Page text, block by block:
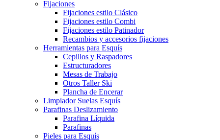
Fijaciones
Fijaciones estilo Clásico
Fijaciones estilo Combi
Fijaciones estilo Patinador
Recambios y accesorios fijaciones
Herramientas para Esquís
Cepillos y Raspadores
Estructuradores
Mesas de Trabajo
Otros Taller Ski
Plancha de Encerar
Limpiador Suelas Esquís
Parafinas Deslizamiento
Parafina Líquida
Parafinas
Pieles para Esquís